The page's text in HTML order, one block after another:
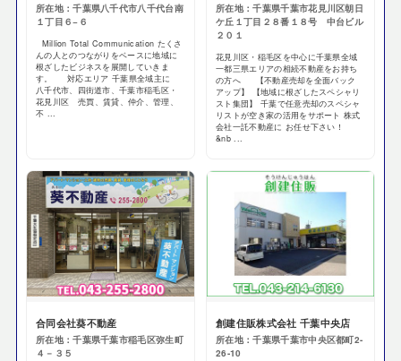
所在地：千葉県八千代市八千代台南
１丁目６−６
Million Total Communication たくさ
んの人とのつながりをベースに地域に
根ざしたビジネスを展開していきま
す。 対応エリア 千葉県全域主に
八千代市、四街道市、千葉市稲毛区・
花見川区 売買、賃貸、仲介、管理、
不 ...
所在地：千葉県千葉市花見川区朝日
ケ丘１丁目２８番１８号 中台ビル
２０１
花見川区・稲毛区を中心に千葉県全域
一都三県エリアの相続不動産をお持ち
の方へ 【不動産売却を全面バック
アップ】 【地域に根ざしたスペシャリ
スト集団】 千葉で任意売却のスペシャ
リストが空き家の活用をサポート 株式
会社一託不動産に お任せ下さい！
&nb ...
合同会社葵不動産
所在地：千葉県千葉市稲毛区弥生町
４－３５
創建住販株式会社 千葉中央店
所在地：千葉県千葉市中央区都町2-
26-10